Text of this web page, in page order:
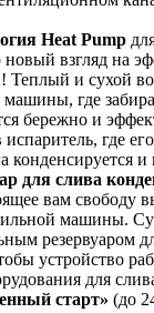
Heat Pump
новый взгляд на
и сухой
где
бережно и
где
конденсируется и
для слива
вам свободу
машины.
резервуаром
устройство
для
старт» (до